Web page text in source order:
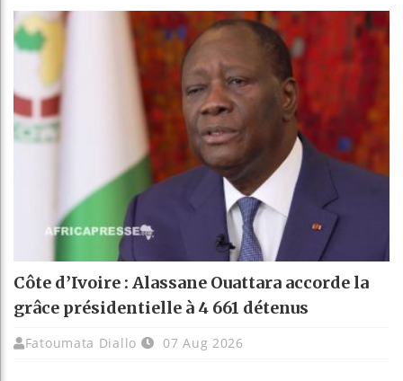
Côte d’Ivoire : Alassane Ouattara accorde la
grâce présidentielle à 4 661 détenus
Fatoumata Diallo 07 Aug 2026